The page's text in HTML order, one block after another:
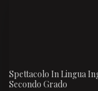
Spettacolo In Lingua
Secondo Grado